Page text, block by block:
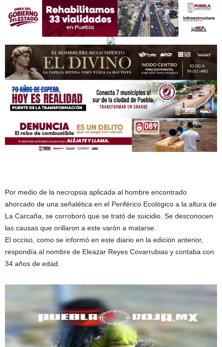
Por medio de la necropsia aplicada al hombre encontrado
ahorcado de una señalética en el Periférico Ecológico a la altura de
La Carcaña, se corroboró que se trató de suicidio. Se desconocen
las causas que orillaron a este varón a matarse.
El occiso, como se informó en este diario en la edición anterior,
respondía al nombre de Eleazar Reyes Covarrubias y contaba con
34 años de edad.